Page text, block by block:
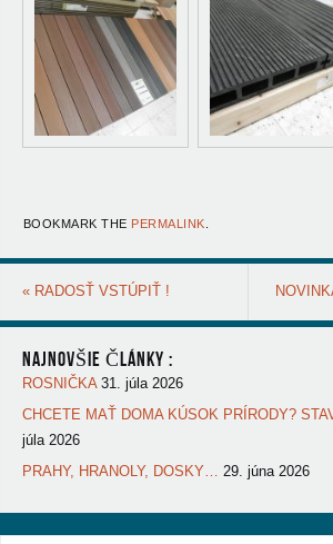
BOOKMARK THE PERMALINK
«RADOSŤ VSTÚPIŤ !
NAJNOVŠIE ČLÁNKY :
ROSNIČKA 31. júla 2026
CHCETE MAŤ DOMA KÚSOK PRÍRODY?
júla 2026
PRAHY, HRANOLY, DOSKY… 29. júna 2026